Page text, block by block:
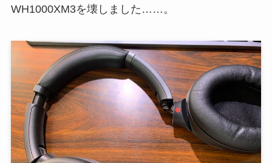
WH1000XM3を壊しました……。